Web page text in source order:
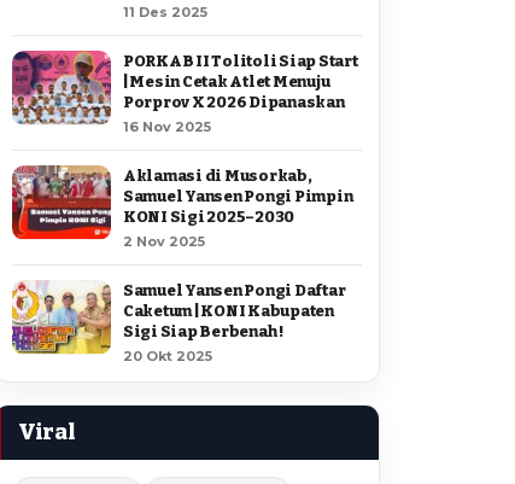
11 Des 2025
PORKAB II Tolitoli Siap Start
| Mesin Cetak Atlet Menuju
Porprov X 2026 Dipanaskan
16 Nov 2025
Aklamasi di Musorkab,
Samuel Yansen Pongi Pimpin
KONI Sigi 2025–2030
2 Nov 2025
Samuel Yansen Pongi Daftar
Caketum | KONI Kabupaten
Sigi Siap Berbenah !
20 Okt 2025
Viral